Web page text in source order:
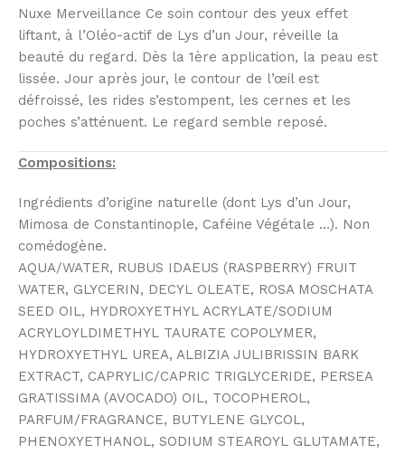
Nuxe Merveillance Ce soin contour des yeux effet
liftant, à l’Oléo-actif de Lys d’un Jour, réveille la
beauté du regard. Dès la 1ère application, la peau est
lissée. Jour après jour, le contour de l’œil est
défroissé, les rides s’estompent, les cernes et les
poches s’atténuent. Le regard semble reposé.
Compositions:
Ingrédients d’origine naturelle (dont Lys d’un Jour,
Mimosa de Constantinople, Caféine Végétale …). Non
comédogène.
AQUA/WATER, RUBUS IDAEUS (RASPBERRY) FRUIT
WATER, GLYCERIN, DECYL OLEATE, ROSA MOSCHATA
SEED OIL, HYDROXYETHYL ACRYLATE/SODIUM
ACRYLOYLDIMETHYL TAURATE COPOLYMER,
HYDROXYETHYL UREA, ALBIZIA JULIBRISSIN BARK
EXTRACT, CAPRYLIC/CAPRIC TRIGLYCERIDE, PERSEA
GRATISSIMA (AVOCADO) OIL, TOCOPHEROL,
PARFUM/FRAGRANCE, BUTYLENE GLYCOL,
PHENOXYETHANOL, SODIUM STEAROYL GLUTAMATE,